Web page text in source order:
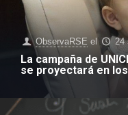
ObservaRSE el 24
La campaña de
se proyectará en